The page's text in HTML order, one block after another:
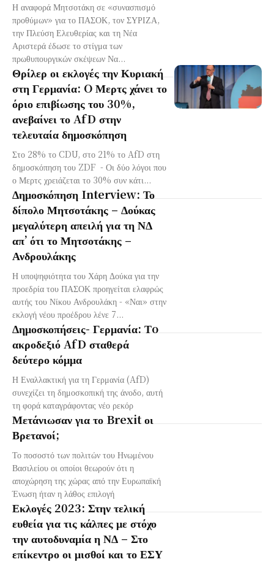
Η αναφορά Μητσοτάκη σε «συνασπισμό
προθύμων» για το ΠΑΣΟΚ, τον ΣΥΡΙΖΑ,
την Πλεύση Ελευθερίας και τη Νέα
Αριστερά έδωσε το στίγμα των
πρωθυπουργικών σκέψεων Να...
Θρίλερ οι εκλογές την Κυριακή
στη Γερμανία: O Μερτς χάνει το
όριο επιβίωσης του 30%,
ανεβαίνει το AfD στην
τελευταία δημοσκόπηση
Στο 28% το CDU, στο 21% το AfD στη
δημοσκόπηση του ZDF - Οι δύο λόγοι που
ο Μερτς χρειάζεται το 30% συν κάτι...
Δημοσκόπηση Interview: Το
δίπολο Μητσοτάκης – Δούκας
μεγαλύτερη απειλή για τη ΝΔ
απ’ ότι το Μητσοτάκης –
Ανδρουλάκης
Η υποψηφιότητα του Χάρη Δούκα για την
προεδρία του ΠΑΣΟΚ προηγείται ελαφρώς
αυτής του Νίκου Ανδρουλάκη - «Ναι» στην
εκλογή νέου προέδρου λένε 7...
Δημοσκοπήσεις- Γερμανία: Τo
ακροδεξιό AfD σταθερά
δεύτερο κόμμα
Η Εναλλακτική για τη Γερμανία (AfD)
συνεχίζει τη δημοσκοπική της άνοδο, αυτή
τη φορά καταγράφοντας νέο ρεκόρ
Μετάνιωσαν για το Brexit οι
Βρετανοί;
Το ποσοστό των πολιτών του Ηνωμένου
Βασιλείου οι οποίοι θεωρούν ότι η
αποχώρηση της χώρας από την Ευρωπαϊκή
Ένωση ήταν η λάθος επιλογή
Εκλογές 2023: Στην τελική
ευθεία για τις κάλπες με στόχο
την αυτοδυναμία η ΝΔ – Στο
επίκεντρο οι μισθοί και το ΕΣΥ